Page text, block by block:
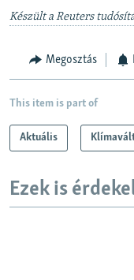
Készült a Reuters
Megosztás
This item is part of
Aktuális
Ezek is